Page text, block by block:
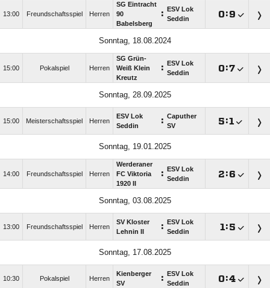
13:00 Freundschaftsspiel Herren
SG Eintracht
90
Babelsberg
:
ESV Lok
Seddin
:
Sonntag, 18.08.2024
15:00 Pokalspiel Herren
SG Grün-
Weiß Klein
Kreutz
:
ESV Lok
Seddin
:
Sonntag, 28.09.2025
15:00 Meisterschaftsspiel Herren
ESV Lok
Seddin
: Caputher
SV
:
Sonntag, 19.01.2025
14:00 Freundschaftsspiel Herren
Werderaner
FC Viktoria
1920 II
:
ESV Lok
Seddin
:
Sonntag, 03.08.2025
13:00 Freundschaftsspiel Herren
SV Kloster
Lehnin II
:
ESV Lok
Seddin
:
Sonntag, 17.08.2025
10:30 Pokalspiel Herren
Kienberger
SV
:
ESV Lok
Seddin
: